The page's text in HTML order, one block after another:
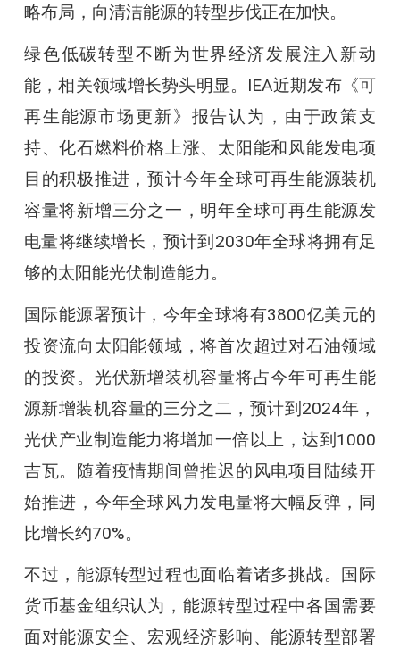
略布局，向清洁能源的转型步伐正在加快。
绿色低碳转型不断为世界经济发展注入新动
能，相关领域增长势头明显。IEA近期发布《可
再生能源市场更新》报告认为，由于政策支
持、化石燃料价格上涨、太阳能和风能发电项
目的积极推进，预计今年全球可再生能源装机
容量将新增三分之一，明年全球可再生能源发
电量将继续增长，预计到2030年全球将拥有足
够的太阳能光伏制造能力。
国际能源署预计，今年全球将有3800亿美元的
投资流向太阳能领域，将首次超过对石油领域
的投资。光伏新增装机容量将占今年可再生能
源新增装机容量的三分之二，预计到2024年，
光伏产业制造能力将增加一倍以上，达到1000
吉瓦。随着疫情期间曾推迟的风电项目陆续开
始推进，今年全球风力发电量将大幅反弹，同
比增长约70%。
不过，能源转型过程也面临着诸多挑战。国际
货币基金组织认为，能源转型过程中各国需要
面对能源安全、宏观经济影响、能源转型部署